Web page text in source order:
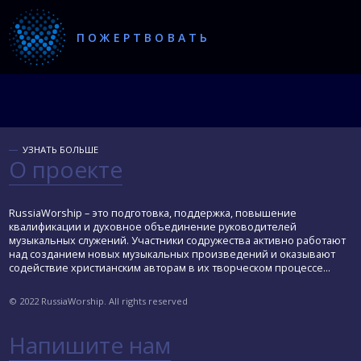
ПОЖЕРТВОВАТЬ
УЗНАТЬ БОЛЬШЕ
О проекте
RussiaWorship – это подготовка, поддержка, повышение
квалификации и духовное объединение руководителей
музыкальных служений. Участники содружества активно работают
над созданием новых музыкальных произведений и оказывают
содействие христианским авторам в их творческом процессе...
© 2022 RussiaWorship. All rights reserved
Напишите нам